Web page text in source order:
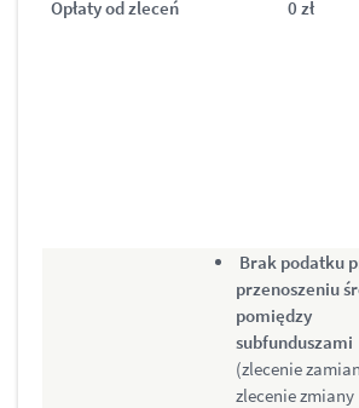
Opłaty od zleceń 0 zł
Brak podatku
przenoszeniu
pomiędzy
subfunduszami
(zlecenie
zlecenie zmiany